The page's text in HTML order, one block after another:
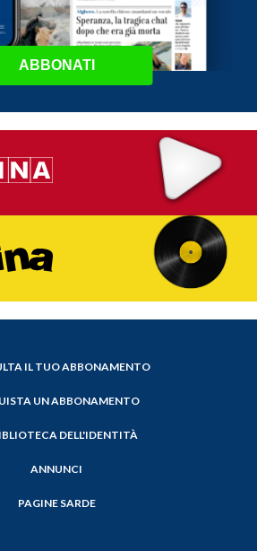
ABBONATI
IL TUO ABBONAMENTO
UN ABBONAMENTO
DELL'IDENTITÀ
ANNUNCI
PAGINE SARDE